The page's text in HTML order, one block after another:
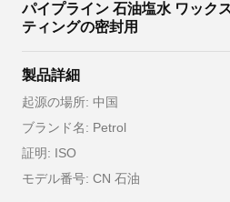
パイプライン 石油塩水 ワック
ティングの密封用
製品詳細
起源の場所: 中国
ブランド名: Petrol
証明: ISO
モデル番号: CN 石油